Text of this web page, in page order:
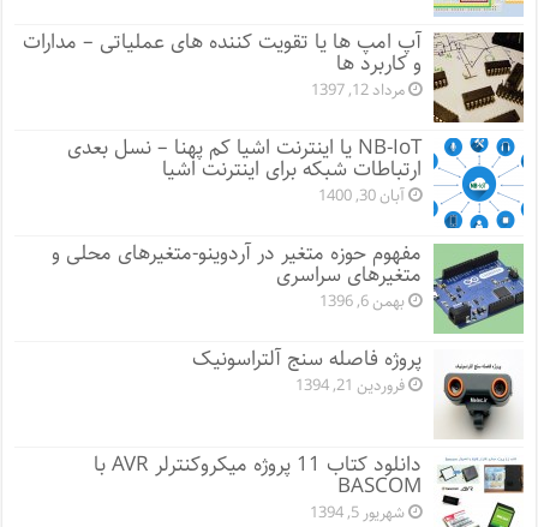
آپ امپ ها یا تقویت کننده های عملیاتی – مدارات
و کاربرد ها
مرداد 12, 1397
NB-IoT یا اینترنت اشیا کم پهنا – نسل بعدی
ارتباطات شبکه برای اینترنت اشیا
آبان 30, 1400
مفهوم حوزه متغیر در آردوینو-متغیرهای محلی و
متغیرهای سراسری
بهمن 6, 1396
پروژه فاصله سنج آلتراسونیک
فروردین 21, 1394
دانلود کتاب 11 پروژه میکروکنترلر AVR با
BASCOM
شهریور 5, 1394